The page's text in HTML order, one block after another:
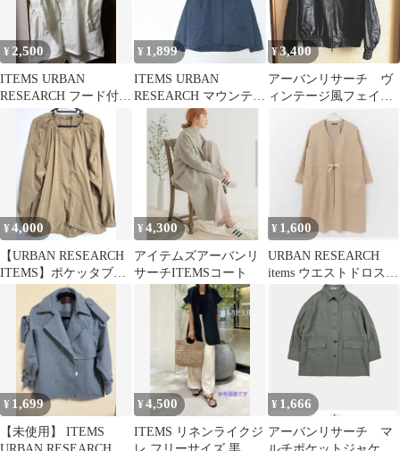
¥2,500
ITEMS URBAN
RESEARCH フード付き
ナイロンロングコート
¥ 1,899
ITEMS URBAN
RESEARCH マウンテン
パーカー ネイビー S 春
¥3,400
アーバンリサーチ ヴ
ィンテージ風フェイク
レザージャケット 美
¥4,000
【URBAN RESEARCH
ITEMS】ポケッタブル
ノーカラーブルゾン
¥ 4,300
アイテムズアーバンリ
サーチITEMSコート
¥ 1,600
URBAN RESEARCH
items ウエストドロスト
Vネックコート
¥ 1,699
【未使用】 ITEMS
¥4,500
ITEMS リネンライクジ
¥ 1,666
アーバンリサーチ マ